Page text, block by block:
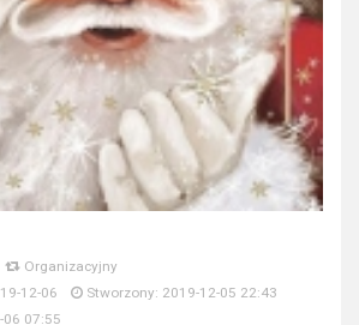
Organizacyjny
12-06
Stworzony: 2019-12-05 22:43
06 07:55